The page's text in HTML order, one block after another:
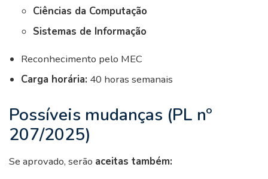
Ciências da Computação
Sistemas de Informação
Reconhecimento pelo MEC
Carga horária: 40 horas semanais
Possíveis mudanças (PL nº
207/2025)
Se aprovado, serão aceitas também: